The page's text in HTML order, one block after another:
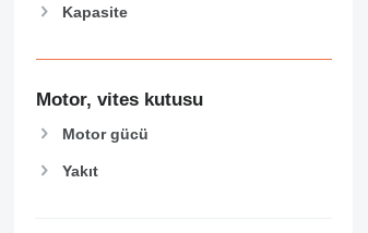
Kapasite
Motor, vites kutusu
Motor gücü
Yakıt